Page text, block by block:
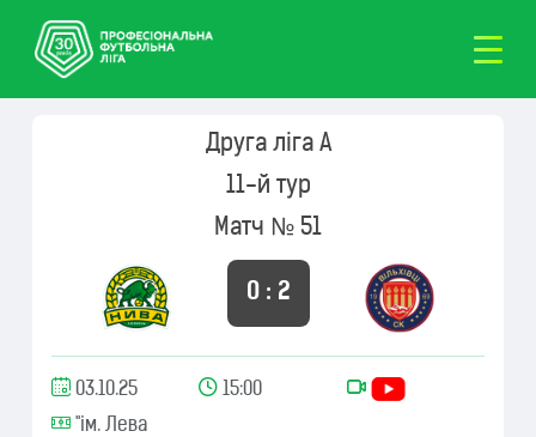
Друга ліга А
11-й тур
Матч № 51
0 : 2
03.10.25
15:00
"ім. Лева